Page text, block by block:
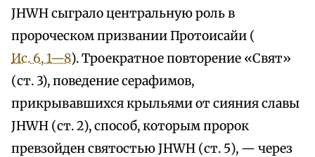
JHWH сыграло центральную роль в
пророческом призвании Протоисайи (
Ис. 6, 1—8). Троекратное повторение «Свят»
(ст. 3), поведение серафимов,
прикрывавшихся крыльями от сияния славы
JHWH (ст. 2), способ, которым пророк
превзойден святостью JHWH (ст. 5), — через